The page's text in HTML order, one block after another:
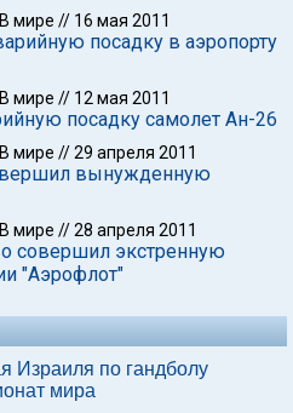
В мире // 16 мая 2011
посадку в аэропорту
В мире // 12 мая 2011
посадку самолет Ан-26
В мире //29 апреля 2011
вынужденную
В мире //28 апреля 2011
совершил экстренную
"Аэрофлот"
Израиля по гандболу
мира